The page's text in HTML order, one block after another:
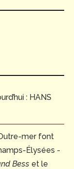
: HANS
mer font
Élysées -
Bess et le